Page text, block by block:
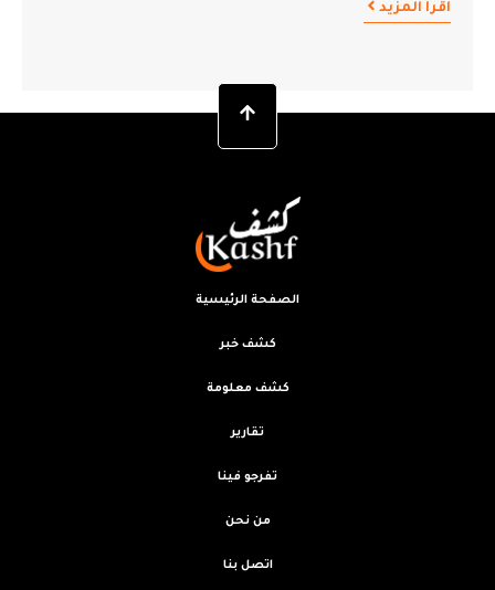
اقرأ المزيد
الصفحة الرئيسية
كشف خبر
كشف معلومة
تقارير
تفرجو فينا
من نحن
اتصل بنا